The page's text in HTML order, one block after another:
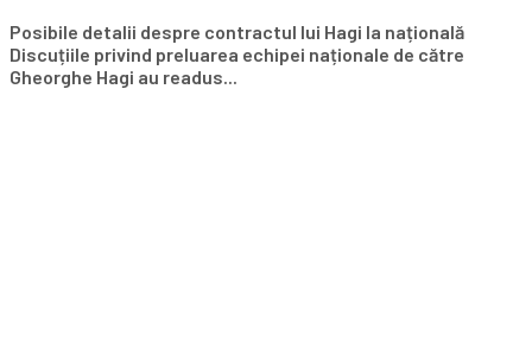
Posibile detalii despre contractul lui Hagi la națională
Discuțiile privind preluarea echipei naționale de către
Gheorghe Hagi au readus...